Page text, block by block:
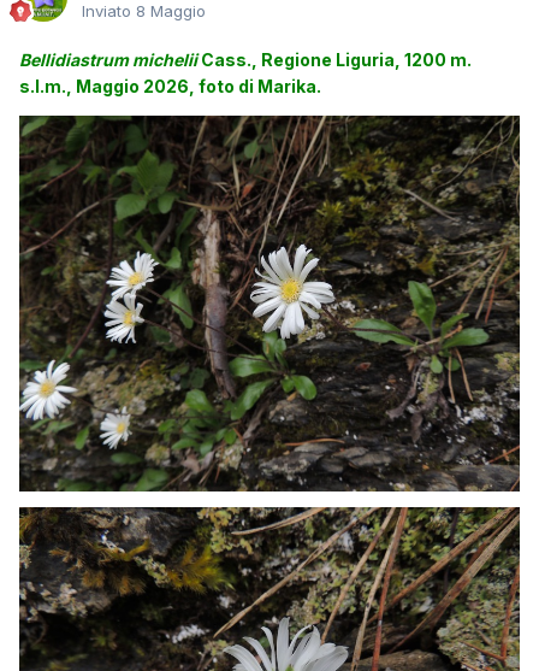
Inviato 8 Maggio
Bellidiastrum michelii Cass., Regione Liguria, 1200 m.
s.l.m., Maggio 2026, foto di Marika.